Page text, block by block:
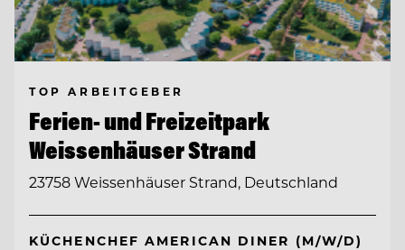
TOP ARBEITGEBER
Ferien- und Freizeitpark
Weissenhäuser Strand
23758 Weissenhäuser Strand, Deutschland
KÜCHENCHEF AMERICAN DINER (M/W/D)